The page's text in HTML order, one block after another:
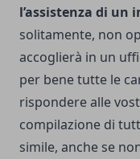
l’assistenza di un
solitamente, non
accoglierà in un
per bene tutte le
rispondere alle
compilazione di
simile, anche se